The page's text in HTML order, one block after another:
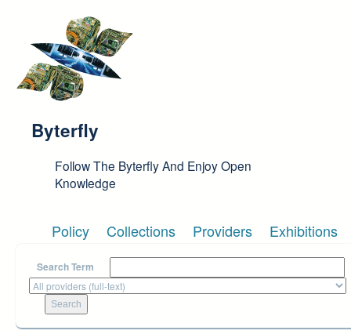
Byterfly
Follow The Byterfly And Enjoy Open
Knowledge
Policy Collections Providers Exhibitions
Search Term